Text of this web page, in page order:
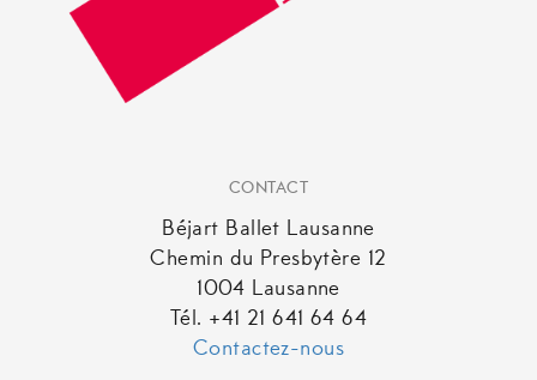
CONTACT
Béjart Ballet Lausanne
Chemin du Presbytère 12
1004 Lausanne
Tél. +41 21 641 64 64
Contactez-nous